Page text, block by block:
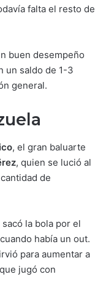
falta el resto de
buen desempeño
un saldo de 1-3
general.
, el gran baluarte
, quien se lució al
de
la bola por el
había un out.
para aumentar a
jugó con